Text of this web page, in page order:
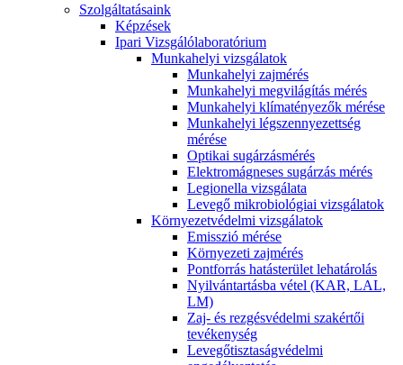
Szolgáltatásaink
Képzések
Ipari Vizsgálólaboratórium
Munkahelyi vizsgálatok
Munkahelyi zajmérés
Munkahelyi megvilágítás mérés
Munkahelyi klímatényezők mérése
Munkahelyi légszennyezettség
mérése
Optikai sugárzásmérés
Elektromágneses sugárzás mérés
Legionella vizsgálata
Levegő mikrobiológiai vizsgálatok
Környezetvédelmi vizsgálatok
Emisszió mérése
Környezeti zajmérés
Pontforrás hatásterület lehatárolás
Nyilvántartásba vétel (KAR, LAL,
LM)
Zaj- és rezgésvédelmi szakértői
tevékenység
Levegőtisztaságvédelmi